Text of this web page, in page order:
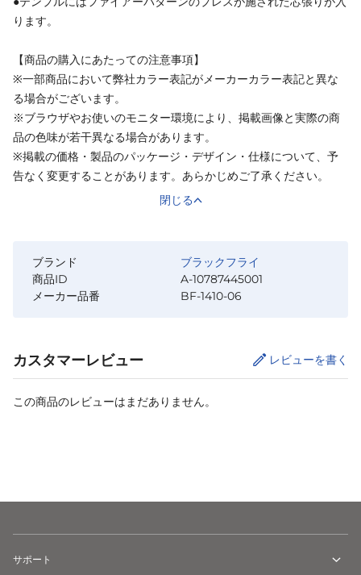
ります。
【商品の購入にあたっての注意事項】
※一部商品において弊社カラー表記がメーカーカラー表記と異な
る場合がございます。
※ブラウザやお使いのモニター環境により、掲載画像と実際の商
品の色味が若干異なる場合があります。
※掲載の価格・製品のパッケージ・デザイン・仕様について、予
告なく変更することがあります。あらかじめご了承ください。
閉じる
ブランド
ブラックフライ
商品ID
A-10787445001
メーカー品番
BF-1410-06
カスタマーレビュー レビューを書く
この商品のレビューはまだありません。
サポート